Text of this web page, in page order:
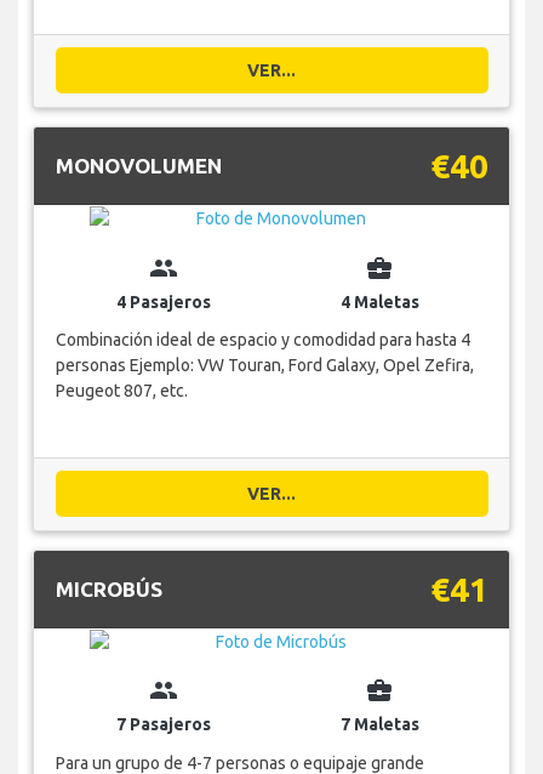
VER...
MONOVOLUMEN €40
group
4 Pasajeros
business_center
4 Maletas
Combinación ideal de espacio y comodidad para hasta 4
personas Ejemplo: VW Touran, Ford Galaxy, Opel Zefira,
Peugeot 807, etc.
VER...
MICROBÚS €41
group
7 Pasajeros
business_center
7 Maletas
Para un grupo de 4-7 personas o equipaje grande